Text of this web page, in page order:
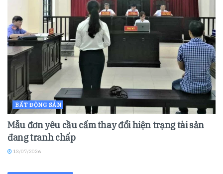
BẤT ĐỘNG SẢN
Mẫu đơn yêu cầu cấm thay đổi hiện trạng tài sản
đang tranh chấp
13/07/2026